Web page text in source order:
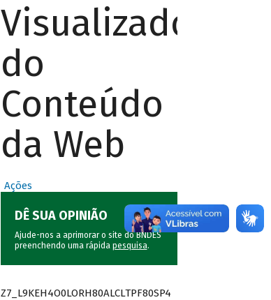
Visualizador
do
Conteúdo
da Web
Ações
DÊ SUA OPINIÃO
Ajude-nos a aprimorar o site do BNDES
preenchendo uma rápida pesquisa.
Z7_L9KEH4O0LORH80ALCLTPF80SP4